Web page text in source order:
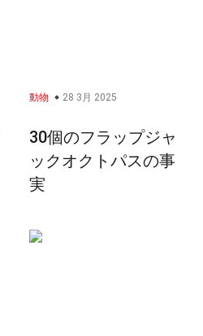
動物 28 3月 2025
30個のフラップジャ
ックオクトパスの事
実